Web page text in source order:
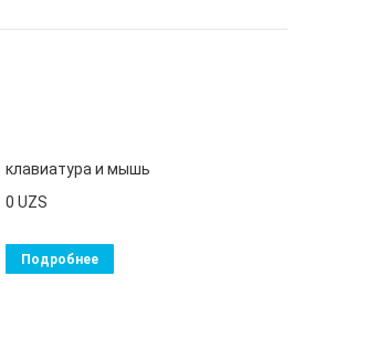
клавиатура и мышь
0 UZS
Подробнее